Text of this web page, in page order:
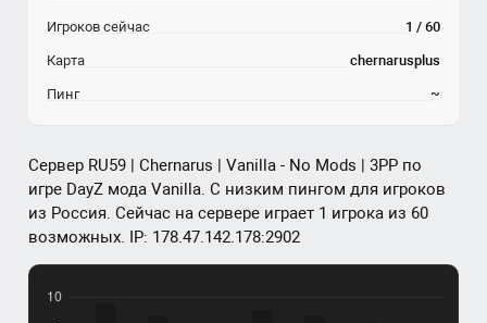
Сервер RU59 | Chernarus | Vanilla - No Mods | 3PP по
игре DayZ мода Vanilla. С низким пингом для игроков
из Россия. Сейчас на сервере играет 1 игрока из 60
возможных. IP: 178.47.142.178:2902
Игроков сейчас 1 / 60
Карта chernarusplus
Пинг ~